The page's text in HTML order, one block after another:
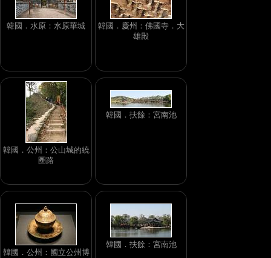
韓國．水原：水原華城
韓國．慶州：佛國寺．大
雄殿
韓國．公州：公山城的繞
圈路
韓國．扶餘：宮南池
韓國．公州：國立公州博
韓國．扶餘：宮南池